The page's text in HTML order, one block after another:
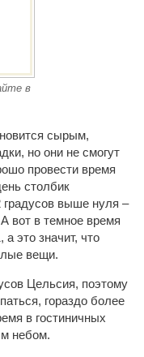
в
сырым,
но они не смогут
провести время
столбик
градусов выше нуля –
вот в темное время
а это значит, что
вещи.
Цельсия, поэтому
гораздо более
в гостиничных
небом.